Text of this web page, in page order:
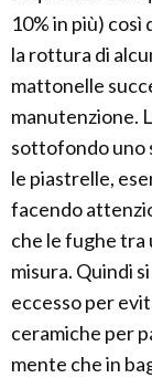
10% in più)
la rottura di
mattonelle
manutenzione.
sottofondo uno
le piastrelle,
facendo
che le fughe tra
misura. Quindi
eccesso per
ceramiche per
mente che in